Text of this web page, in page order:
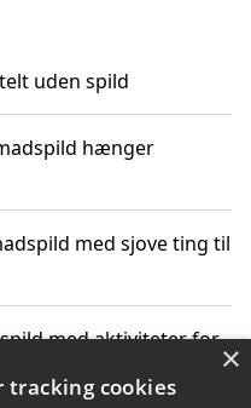
uden spild
hænger
med sjove ting til
med aktiviteter for×
tracking cookies